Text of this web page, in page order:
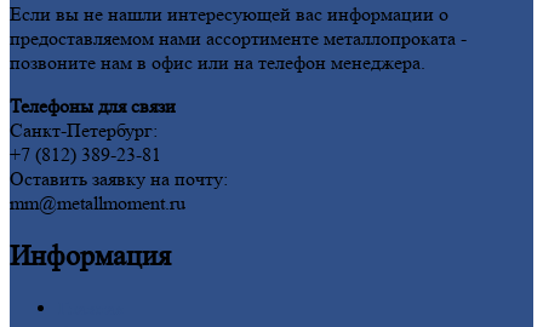
Если вы не нашли интересующей вас информации о
предоставляемом нами ассортименте металлопроката -
позвоните нам в офис или на телефон менеджера.
Телефоны для связи
Санкт-Петербург:
+7 (812) 389-23-81
Оставить заявку на почту:
mm@metallmoment.ru
Информация